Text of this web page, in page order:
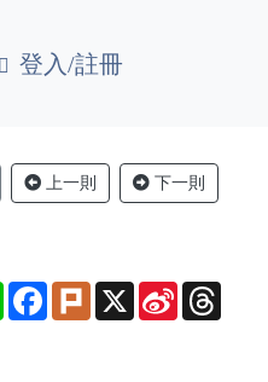
登入/註冊
上一則 下一則
Line Facebook
Plurk X
Sina
Weibo